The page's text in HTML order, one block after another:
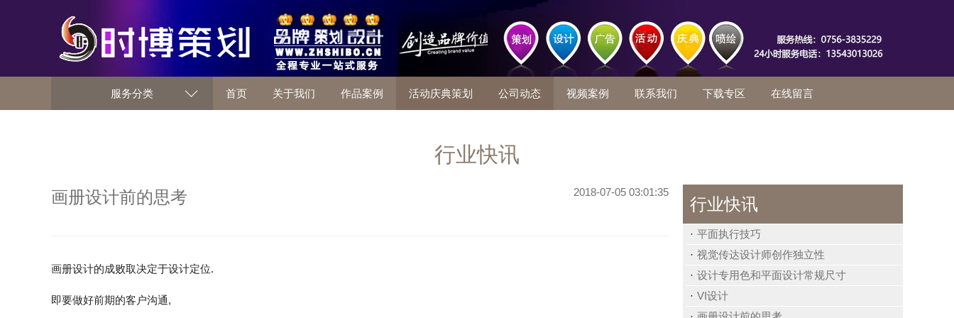
服务分类 首页 关于我们 作品案例 活动庆典策划 公司动态 视频案例 联系我们 下载专区 在线留言
行业快讯
行业快讯
平面执行技巧
视觉传达设计师创作独立性
设计专用色和平面设计常规尺寸
VI设计
画册设计前的思考 2018-07-05 03:01:35
画册设计的成败取决定于设计定位.
即要做好前期的客户沟通,